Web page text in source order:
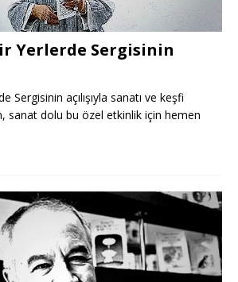
Yerlerde Sergisinin
Sergisinin açılışıyla sanatı ve keşfi
sanat dolu bu özel etkinlik için hemen